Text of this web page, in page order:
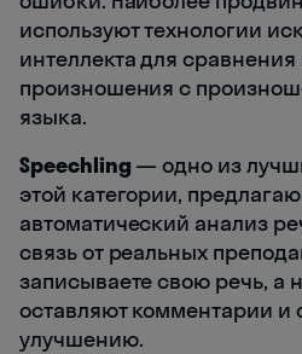
используют технологии
интеллекта для
произношения с
языка.
Speechling — одно из
этой категории,
автоматический анализ
связь от реальных
записываете свою речь, а
оставляют комментарии и
улучшению.